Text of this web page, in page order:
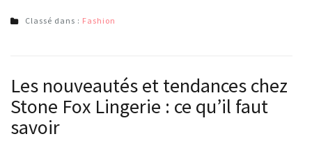
Classé dans : Fashion
Les nouveautés et tendances chez
Stone Fox Lingerie : ce qu’il faut
savoir